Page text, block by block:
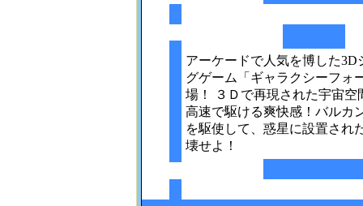
アーケードで人気を博した3D
グゲーム「ギャラクシーフォ
場！ ３Ｄで再現された宇宙空
高速で駆ける爽快感！バルカ
を駆使して、惑星に設置され
壊せよ！